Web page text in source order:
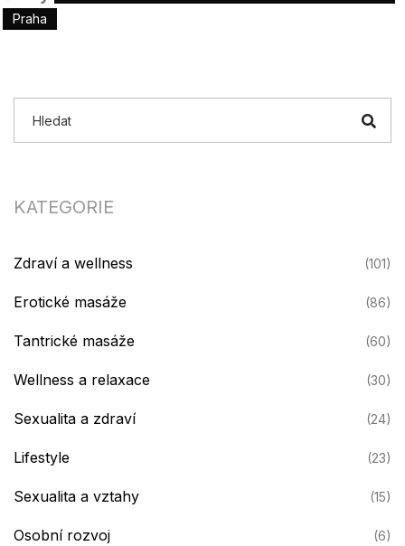
Praha
KATEGORIE
Zdraví a wellness (101)
Erotické masáže (86)
Tantrické masáže (60)
Wellness a relaxace (30)
Sexualita a zdraví (24)
Lifestyle (23)
Sexualita a vztahy (15)
Osobní rozvoj (6)